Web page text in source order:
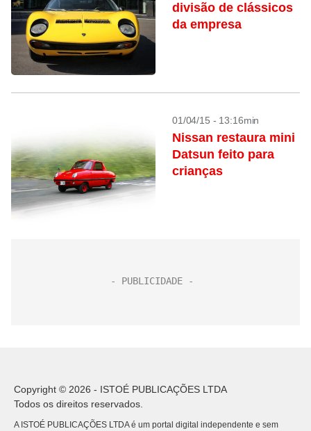
divisão de clássicos
da empresa
01/04/15 - 13:16min
Nissan restaura mini
Datsun feito para
crianças
Copyright © 2026 - ISTOÉ PUBLICAÇÕES LTDA
Todos os direitos reservados.
A ISTOÉ PUBLICAÇÕES LTDA é um portal digital independente e sem